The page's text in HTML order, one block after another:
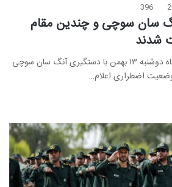
396
آنگ سان سوچی و چندین مقام
شدند
نیروهای ارتش میانمار سحرگاه دوشنبه ۱۳ بهمن با دستگیری آنگ سان سوچی
اضطراری اعلام…